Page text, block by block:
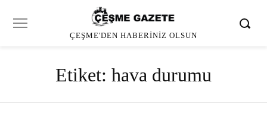
ÇEŞME'DEN HABERINIZ OLSUN
Etiket: hava durumu